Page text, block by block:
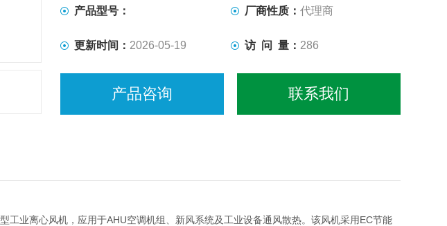
产品型号： 厂商性质： 代理商
更新时间： 2026-05-19 访 问 量： 286
产品咨询 联系我们
工业离心风机，应用于AHU空调机组、新风系统及工业设备通风散热。该风机采用EC节能